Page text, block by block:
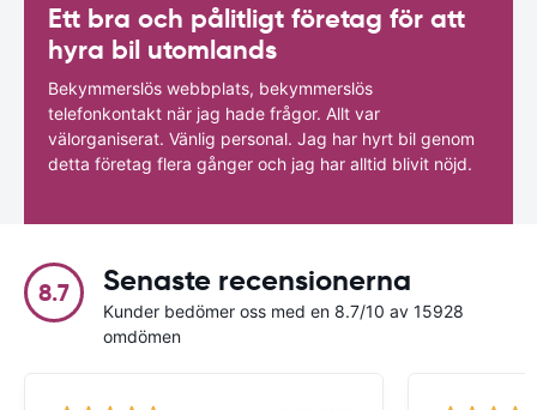
Ett bra och pålitligt företag för att
hyra bil utomlands
Bekymmerslös webbplats, bekymmerslös
telefonkontakt när jag hade frågor. Allt var
välorganiserat. Vänlig personal. Jag har hyrt bil genom
detta företag flera gånger och jag har alltid blivit nöjd.
8.7 Senaste recensionerna
Kunder bedömer oss med en 8.7/10 av 15928
omdömen